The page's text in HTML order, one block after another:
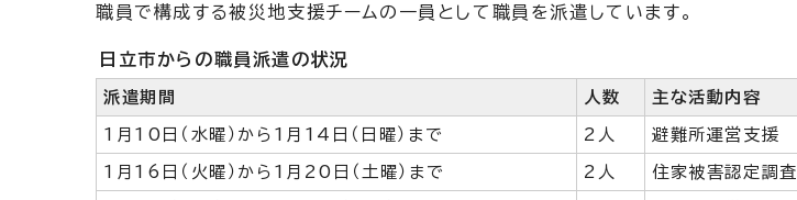
職員で構成する被災地支援チームの一員として職員を派遣しています。
日立市からの職員派遣の状況
派遣期間 人数 主な活動内容
1月10日（水曜）から1月14日（日曜）まで 2人 避難所運営支援
1月16日（火曜）から1月20日（土曜）まで 2人 住家被害認定調査